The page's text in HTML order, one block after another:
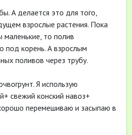
А делается это для того,
взрослые растения. Пока
то полив
под корень. А взрослым
поливов через трубу.
Я использую
свежий конский навоз+
перемешиваю и засыпаю в